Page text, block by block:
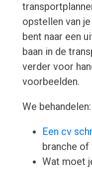
opstellen van
bent naar een
baan in de
verder voor
voorbeelden.
We behandelen:
Een cv
branche of
Wat moet